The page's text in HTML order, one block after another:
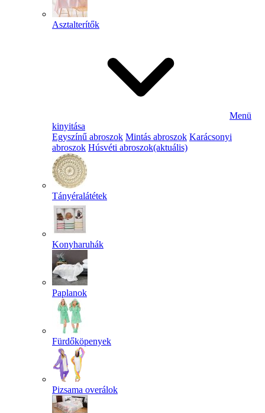
Asztalterítők
Menü
kinyitása
Egyszínű abroszok Mintás abroszok Karácsonyi
abroszok Húsvéti abroszok(aktuális)
Tányéralátétek
Konyharuhák
Paplanok
Fürdőköpenyek
Pizsama overálok